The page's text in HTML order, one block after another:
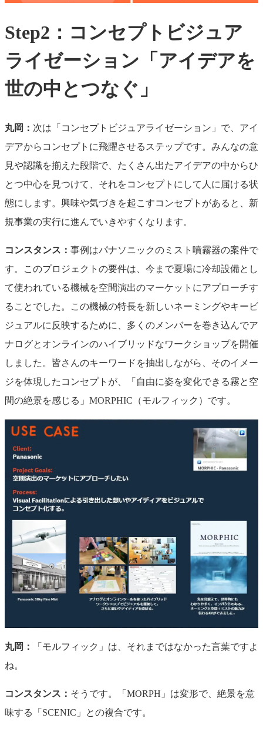
Step2：コンセプトビジュア
ライゼーション「アイデアを
世の中とつなぐ」
丸岡： 次は「コンセプトビジュアライゼーション」で、アイ
デアからコンセプトに飛躍させるステップです。みんなの意
見や認識を揃えた段階で、たくさん出たアイデアの中からひ
とつ中心を見つけて、それをコンセプトにして人に届ける状
態にします。興味や気づきを起こすコンセプトがあると、新
規事業の実行に進んでいきやすくなります。
コンスタンス： 事例はパナソニックのミスト噴霧器の案件で
す。このプロジェクトの要件は、今まで夏場に冷却設備とし
て使われている機械を空間演出のマーケットにアプローチす
ることでした。この機械の特長を新しいネーミングやキービ
ジュアルに反映するために、多くのメンバーを巻き込んでア
ナログとオンラインのハイブリッドなワークショップを開催
しました。皆さんのキーワードを抽出しながら、そのイメー
ジを体現したコンセプトが、「自由に姿を変化できる霧と空
間の絶景を感じる」MORPHIC（モルフィック）です。
丸岡：
「モルフィック」は、それまではなかった言葉ですよ
ね。
コンスタンス： そうです。「MORPH」は変形で、絶景を意
味する「SCENIC」との複合です。